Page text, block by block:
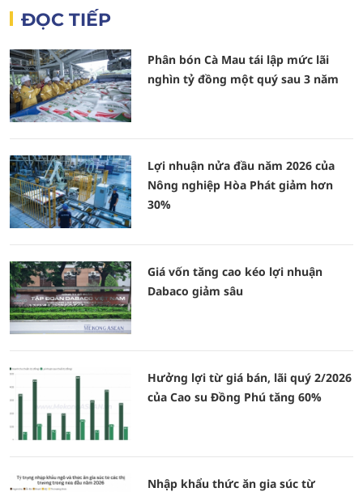
ĐỌC TIẾP
Phân bón Cà Mau tái lập mức lãi
nghìn tỷ đồng một quý sau 3 năm
Lợi nhuận nửa đầu năm 2026 của
Nông nghiệp Hòa Phát giảm hơn
30%
Giá vốn tăng cao kéo lợi nhuận
Dabaco giảm sâu
Hưởng lợi từ giá bán, lãi quý 2/2026
của Cao su Đồng Phú tăng 60%
Nhập khẩu thức ăn gia súc từ